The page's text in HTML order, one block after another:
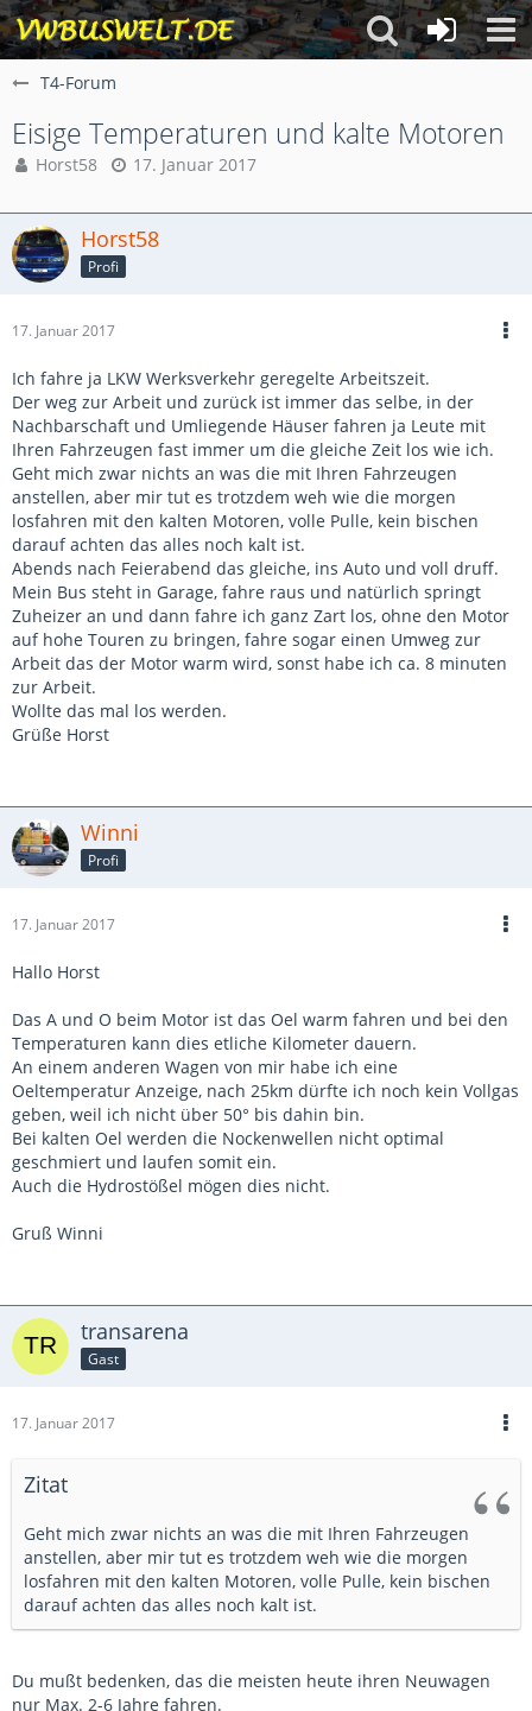
T4-Forum
Eisige Temperaturen und kalte Motoren
Horst58 17. Januar 2017
Horst58
Profi
17. Januar 2017
Ich fahre ja LKW Werksverkehr geregelte Arbeitszeit.
Der weg zur Arbeit und zurück ist immer das selbe, in der
Nachbarschaft und Umliegende Häuser fahren ja Leute mit
Ihren Fahrzeugen fast immer um die gleiche Zeit los wie ich.
Geht mich zwar nichts an was die mit Ihren Fahrzeugen
anstellen, aber mir tut es trotzdem weh wie die morgen
losfahren mit den kalten Motoren, volle Pulle, kein bischen
darauf achten das alles noch kalt ist.
Abends nach Feierabend das gleiche, ins Auto und voll druff.
Mein Bus steht in Garage, fahre raus und natürlich springt
Zuheizer an und dann fahre ich ganz Zart los, ohne den Motor
auf hohe Touren zu bringen, fahre sogar einen Umweg zur
Arbeit das der Motor warm wird, sonst habe ich ca. 8 minuten
zur Arbeit.
Wollte das mal los werden.
Grüße Horst
Winni
Profi
17. Januar 2017
Hallo Horst
Das A und O beim Motor ist das Oel warm fahren und bei den
Temperaturen kann dies etliche Kilometer dauern.
An einem anderen Wagen von mir habe ich eine
Oeltemperatur Anzeige, nach 25km dürfte ich noch kein Vollgas
geben, weil ich nicht über 50° bis dahin bin.
Bei kalten Oel werden die Nockenwellen nicht optimal
geschmiert und laufen somit ein.
Auch die Hydrostößel mögen dies nicht.
Gruß Winni
transarena
Gast
17. Januar 2017
Zitat
Geht mich zwar nichts an was die mit Ihren Fahrzeugen
anstellen, aber mir tut es trotzdem weh wie die morgen
losfahren mit den kalten Motoren, volle Pulle, kein bischen
darauf achten das alles noch kalt ist.
Du mußt bedenken, das die meisten heute ihren Neuwagen
nur Max. 2-6 Jahre fahren.